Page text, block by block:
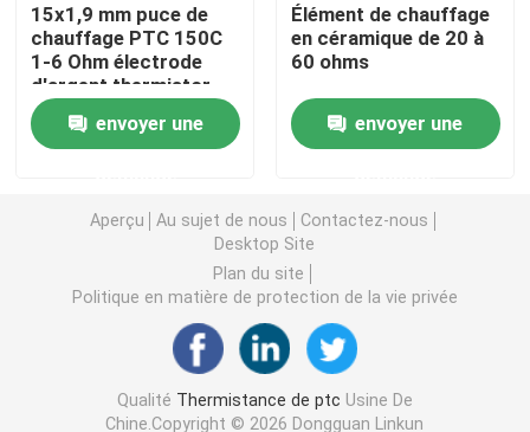
Thermistors NTC
Thermistance de SMD NTC
Capteur de température de NTC
Varistance CMS
15x1,9 mm puce de
chauffage PTC 150C
1-6 Ohm électrode
d'argent thermistor
envoyer une
Élément de chauffage
en céramique de 20 à
60 ohms
envoyer une
Aperçu Au sujet de nous
Contactez-nous
Desktop Site
Plan du site
Politique en matière de protection de la vie privée
Qualité Thermistance de ptc Usine De
Chine.Copyright © 2026 Dongguan Linkun